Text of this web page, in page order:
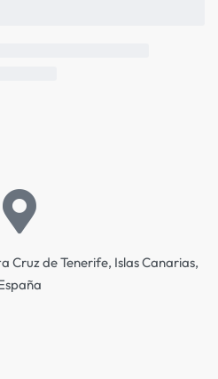
Cruz de Tenerife, Islas Canarias,